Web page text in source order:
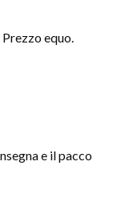
equo.
e il pacco